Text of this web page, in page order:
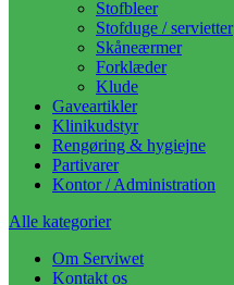
Stofbleer
Stofduge / servietter
Skåneærmer
Forklæder
Klude
Gaveartikler
Klinikudstyr
Rengøring & hygiejne
Partivarer
Kontor / Administration
Alle kategorier
Om Serviwet
Kontakt os